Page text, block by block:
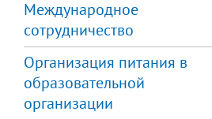
Международное
сотрудничество
Организация питания в
образовательной
организации